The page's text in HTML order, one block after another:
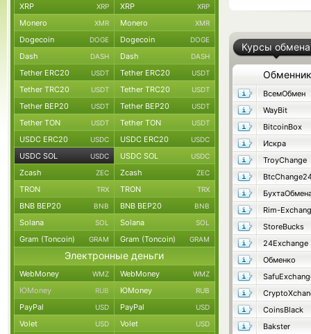
Курсы обмена
Обменник
ВсемОбмен
WayBit
BitcoinBox
Искра
TroyChange
Rim-
StoreBucks
24Exchange
Обменко
CoinsBlack
Bakster
XRP XRP XRP XRP
Monero XMR Monero XMR
Dogecoin DOGE Dogecoin DOGE
Dash DASH Dash DASH
Tether ERC20 USDT Tether ERC20 USDT
Tether TRC20 USDT Tether TRC20 USDT
Tether BEP20 USDT Tether BEP20 USDT
Tether TON USDT Tether TON USDT
USDC ERC20 USDC USDC ERC20 USDC
USDC SOL USDC USDC SOL USDC
Zcash ZEC Zcash ZEC
TRON TRX TRON TRX
BNB BEP20 BNB BNB BEP20 BNB
Solana SOL Solana SOL
Gram (Toncoin) GRAM Gram (Toncoin) GRAM
Электронные деньги
WebMoney WMZ WebMoney WMZ
ЮMoney RUB ЮMoney RUB
PayPal USD PayPal USD
Volet USD Volet USD